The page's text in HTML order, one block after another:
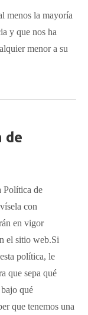
menos la mayoría
y que nos ha
menor a su
de
Política de
con
en vigor
el sitio web.Si
política, le
que sepa qué
qué
que tenemos una